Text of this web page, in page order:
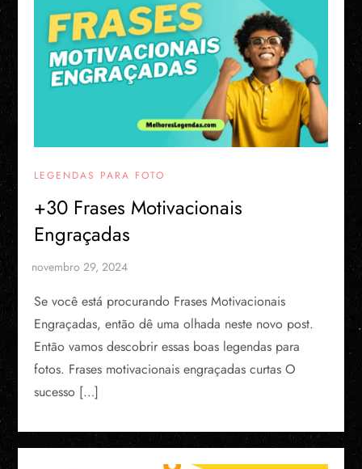
LEGENDAS PARA FOTO
+30 Frases Motivacionais
Engraçadas
Se você está procurando Frases Motivacionais
Engraçadas, então dê uma olhada neste novo post.
Então vamos descobrir essas boas legendas para
fotos. Frases motivacionais engraçadas curtas O
sucesso […]